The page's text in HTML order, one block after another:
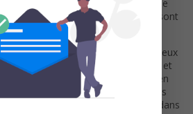
peut-on la définir ? Comment est-elle
s’est-elle développée ? Quelles en sont
?
la poésie numérique selon deux
: celui de la forme des œuvres et
socio-culturel que les acteurs en
construisent peu à peu, qu’ils
éditeurs, etc. Il ne s’agira pas, dans